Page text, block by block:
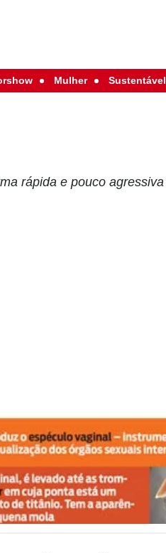
Mulher Sustentável
rápida e pouco agressiva